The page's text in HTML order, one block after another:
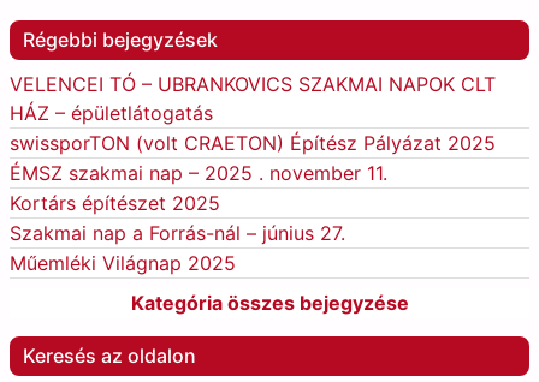
Régebbi bejegyzések
VELENCEI TÓ – UBRANKOVICS SZAKMAI NAPOK CLT
HÁZ – épületlátogatás
swissporTON (volt CRAETON) Építész Pályázat 2025
ÉMSZ szakmai nap – 2025 . november 11.
Kortárs építészet 2025
Szakmai nap a Forrás-nál – június 27.
Műemléki Világnap 2025
Kategória összes bejegyzése
Keresés az oldalon